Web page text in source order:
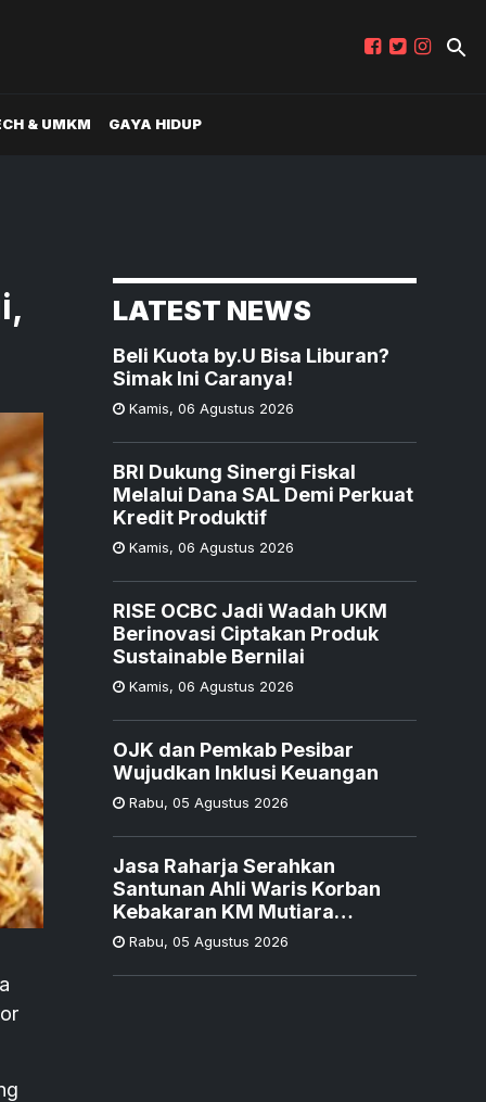
& UMKM GAYA HIDUP
LATEST NEWS
Beli Kuota by.U Bisa Liburan?
Simak Ini Caranya!
Kamis, 06 Agustus 2026
BRI Dukung Sinergi Fiskal
Melalui Dana SAL Demi Perkuat
Kredit Produktif
Kamis, 06 Agustus 2026
RISE OCBC Jadi Wadah UKM
Berinovasi Ciptakan Produk
Sustainable Bernilai
Kamis, 06 Agustus 2026
OJK dan Pemkab Pesibar
Wujudkan Inklusi Keuangan
Rabu, 05 Agustus 2026
Jasa Raharja Serahkan
Santunan Ahli Waris Korban
Kebakaran KM Mutiara
Sentosa II
Rabu, 05 Agustus 2026